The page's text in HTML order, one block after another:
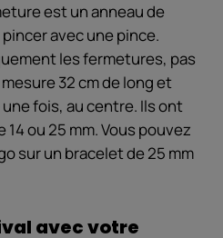
est un anneau de
avec une pince.
les fermetures, pas
32 cm de long et
fois, au centre. Ils ont
ou 25 mm. Vous pouvez
sur un bracelet de 25 mm
avec votre